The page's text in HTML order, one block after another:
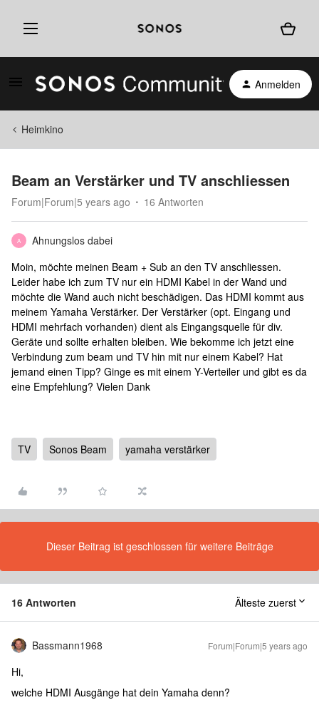
Anmelden
Heimkino
Beam an Verstärker und TV anschliessen
Forum|Forum|5 years ago 16 Antworten
A
Ahnungslos dabei
Moin, möchte meinen Beam + Sub an den TV anschliessen.
Leider habe ich zum TV nur ein HDMI Kabel in der Wand und
möchte die Wand auch nicht beschädigen. Das HDMI kommt aus
meinem Yamaha Verstärker. Der Verstärker (opt. Eingang und
HDMI mehrfach vorhanden) dient als Eingangsquelle für div.
Geräte und sollte erhalten bleiben. Wie bekomme ich jetzt eine
Verbindung zum beam und TV hin mit nur einem Kabel? Hat
jemand einen Tipp? Ginge es mit einem Y-Verteiler und gibt es da
eine Empfehlung? Vielen Dank
TV Sonos Beam yamaha verstärker
Dieser Beitrag ist geschlossen für weitere Beiträge
16 Antworten Älteste zuerst
Bassmann1968 Forum|Forum|5 years ago
Hi,
welche HDMI Ausgänge hat dein Yamaha denn?